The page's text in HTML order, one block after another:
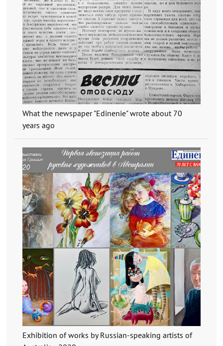
What the newspaper "Edinenie" wrote about 70
years ago
Exhibition of works by Russian-speaking artists of